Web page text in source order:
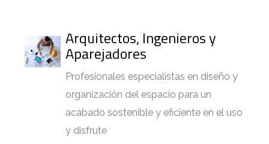
Arquitectos, Ingenieros y
Aparejadores
Profesionales especialistas en diseño y
organización del espacio para un
acabado sostenible y eficiente en el uso
y disfrute